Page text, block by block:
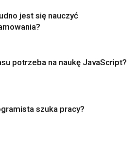
jest się nauczyć
potrzeba na naukę JavaScript?
szuka pracy?